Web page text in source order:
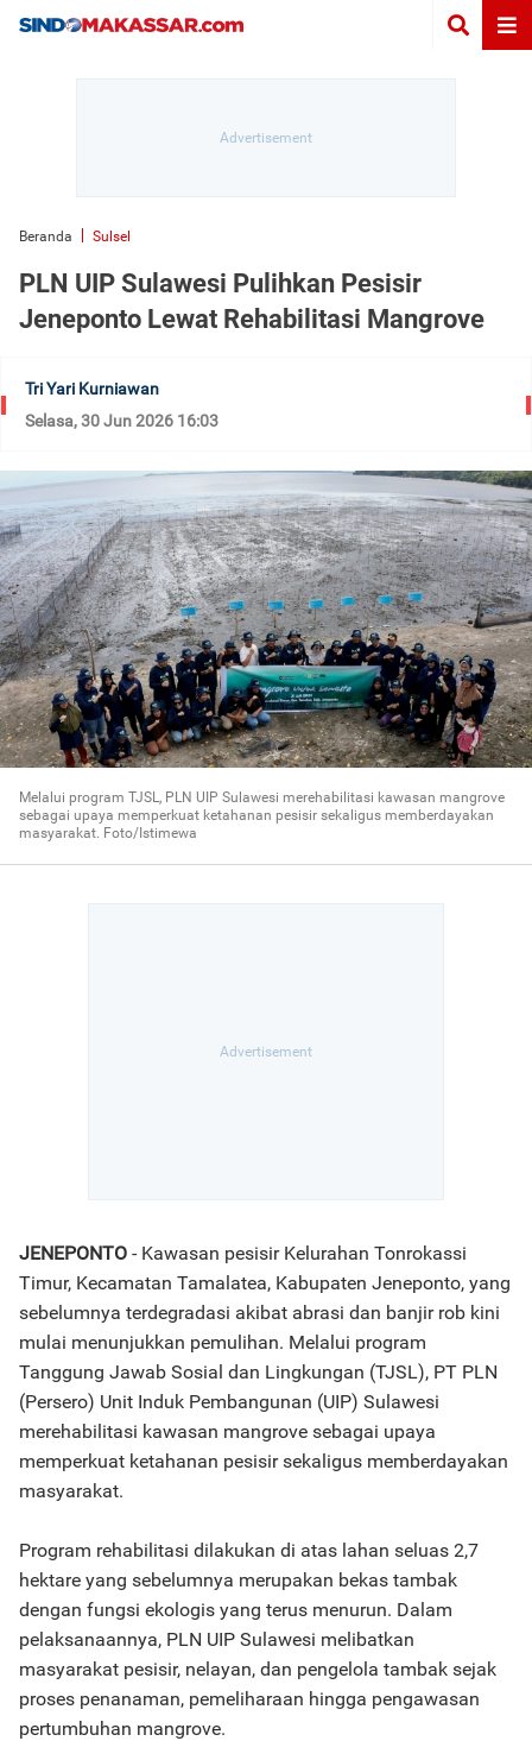
Beranda Sulsel
PLN UIP Sulawesi Pulihkan Pesisir
Jeneponto Lewat Rehabilitasi Mangrove
Tri Yari Kurniawan
Selasa, 30 Jun 2026 16:03
Melalui program TJSL, PLN UIP Sulawesi merehabilitasi kawasan mangrove
sebagai upaya memperkuat ketahanan pesisir sekaligus memberdayakan
masyarakat. Foto/Istimewa
JENEPONTO - Kawasan pesisir Kelurahan Tonrokassi
Timur, Kecamatan Tamalatea, Kabupaten Jeneponto, yang
sebelumnya terdegradasi akibat abrasi dan banjir rob kini
mulai menunjukkan pemulihan. Melalui program
Tanggung Jawab Sosial dan Lingkungan (TJSL), PT PLN
(Persero) Unit Induk Pembangunan (UIP) Sulawesi
merehabilitasi kawasan mangrove sebagai upaya
memperkuat ketahanan pesisir sekaligus memberdayakan
masyarakat.
Program rehabilitasi dilakukan di atas lahan seluas 2,7
hektare yang sebelumnya merupakan bekas tambak
dengan fungsi ekologis yang terus menurun. Dalam
pelaksanaannya, PLN UIP Sulawesi melibatkan
masyarakat pesisir, nelayan, dan pengelola tambak sejak
proses penanaman, pemeliharaan hingga pengawasan
pertumbuhan mangrove.